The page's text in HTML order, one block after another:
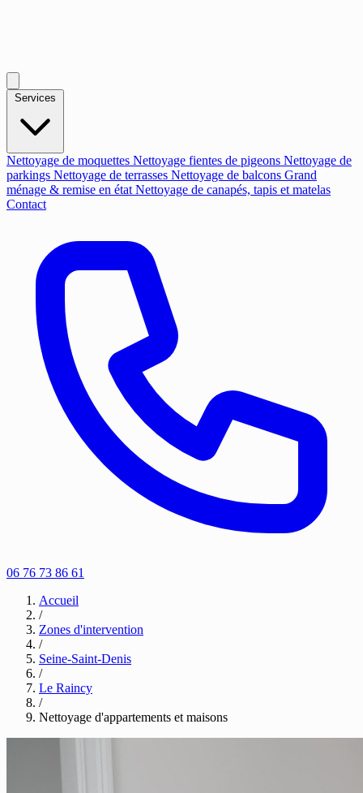
Nettoyage de moquettes Nettoyage fientes de pigeons Nettoyage de
parkings Nettoyage de terrasses Nettoyage de balcons Grand
ménage & remise en état Nettoyage de canapés, tapis et matelas
Contact
06 76 73 86 61
Accueil
/
Zones d'intervention
/
Seine-Saint-Denis
/
Le Raincy
/
Nettoyage d'appartements et maisons